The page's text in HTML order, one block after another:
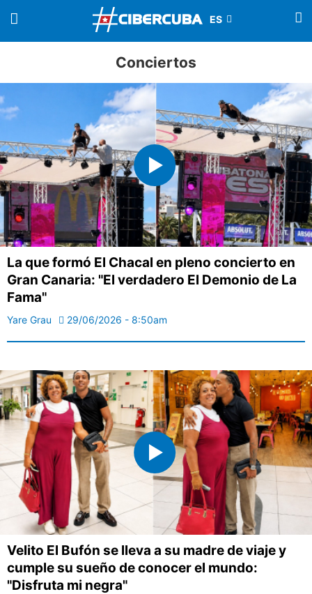
Conciertos
La que formó El Chacal en pleno concierto en
Gran Canaria: "El verdadero El Demonio de La
Fama"
Yare Grau 29/06/2026 - 8:50am
Velito El Bufón se lleva a su madre de viaje y
cumple su sueño de conocer el mundo:
"Disfruta mi negra"